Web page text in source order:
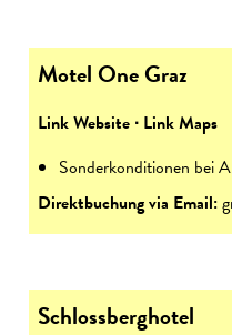
Motel One Graz
Link Website ∙ Link Maps
Sonderkonditionen bei
Direktbuchung via Email:
Schlossberghotel